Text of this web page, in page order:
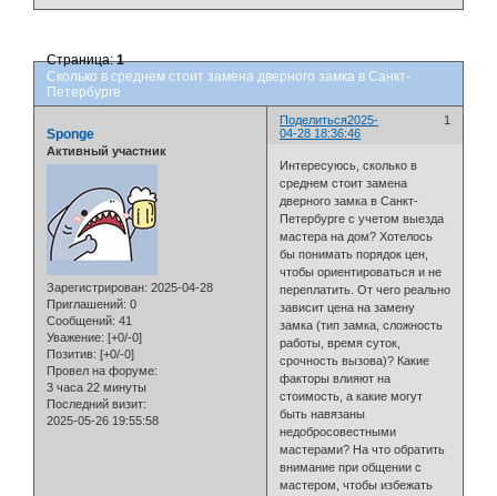
Сколько в среднем стоит замена дверного замка в Санкт-
Петербурге
Страница:1
Поделиться 1
2025-
04-28 18:36:46
Sponge
Активный участник
Зарегистрирован: 2025-04-28
Приглашений: 0
Сообщений: 41
Уважение: [+0/-0]
Позитив: [+0/-0]
Провел на форуме:
3 часа 22 минуты
Последний визит:
2025-05-26 19:55:58
Интересуюсь, сколько в
среднем стоит замена
дверного замка в Санкт-
Петербурге с учетом выезда
мастера на дом? Хотелось
бы понимать порядок цен,
чтобы ориентироваться и не
переплатить. От чего реально
зависит цена на замену
замка (тип замка, сложность
работы, время суток,
срочность вызова)? Какие
факторы влияют на
стоимость, а какие могут
быть навязаны
недобросовестными
мастерами? На что обратить
внимание при общении с
мастером, чтобы избежать